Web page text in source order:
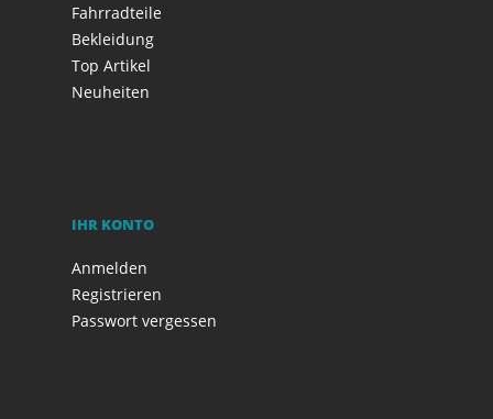
Fahrradteile
Bekleidung
Top Artikel
Neuheiten
IHR KONTO
Anmelden
Registrieren
Passwort vergessen